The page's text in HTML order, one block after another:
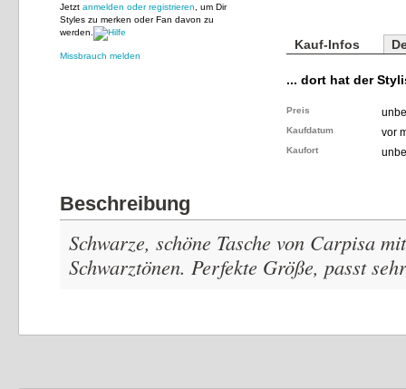
Jetzt anmelden oder registrieren , um Dir
Styles zu merken oder Fan davon zu
werden.
Missbrauch melden
Kauf-Infos
... dort hat der
Preis
Kaufdatum vor
Kaufort
Beschreibung
Schwarze, schöne Tasche von Carpisa
Schwarztönen. Perfekte Größe, passt